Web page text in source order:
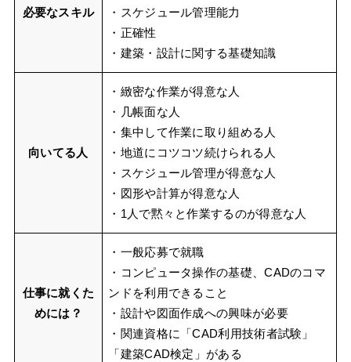
必要なスキル
・スケジュール管理能力
・正確性
・建築・設計に関する基礎知識
向いてる人
・緻密な作業が得意な人
・几帳面な人
・集中して作業に取り組める人
・地道にコツコツ続けられる人
・スケジュール管理が得意な人
・図形や計算が得意な人
・1人で黙々と作業するのが得意な人
仕事に就くた
めには？
・一般応募で就職
・コンピュータ操作の基礎、CADのコマ
ンドを利用できること
・設計や図面作成への興味が必要
・関連資格に「CAD利用技術者試験」
「建築CAD検定」がある